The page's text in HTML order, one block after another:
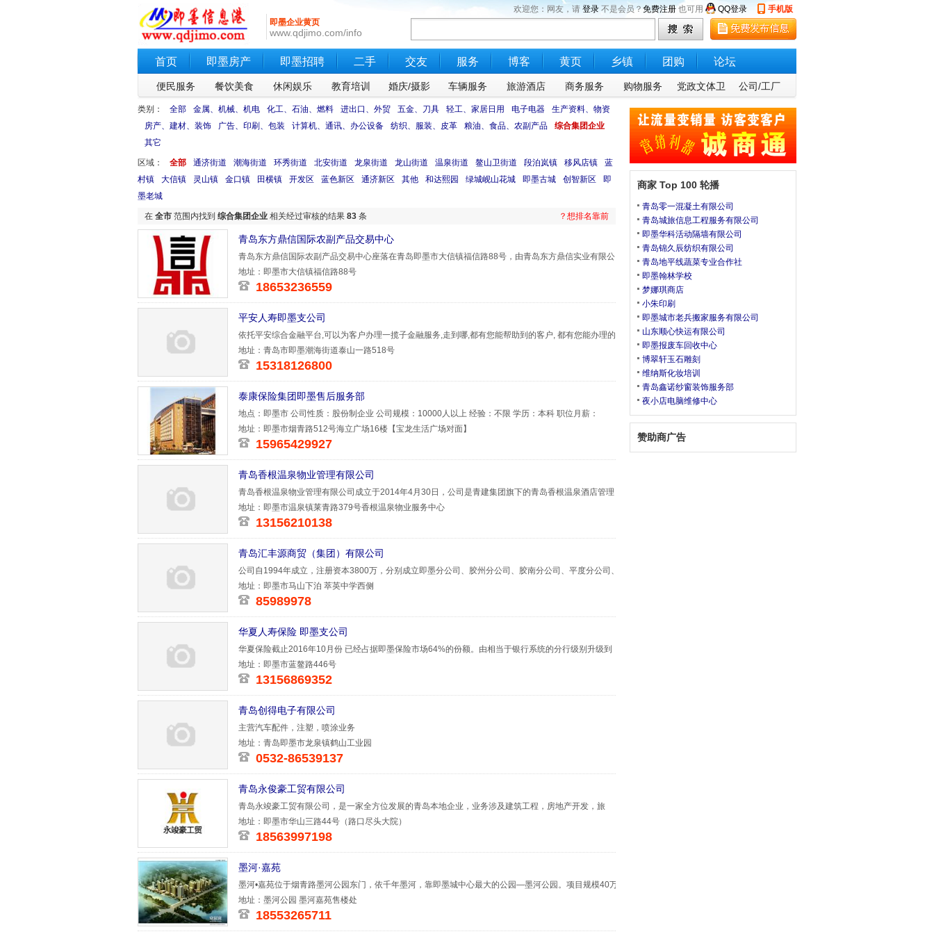
即墨企业黄页
www.qdjimo.com/info
欢迎您：网友，请 登录 不是会员？免费注册 也可用 QQ登录 手机版
首页 即墨房产 即墨招聘 二手 交友 服务 博客 黄页 乡镇 团购 论坛
便民服务 餐饮美食 休闲娱乐 教育培训 婚庆/摄影 车辆服务 旅游酒店 商务服务 购物服务 党政文体卫 公司/工厂
类别： 全部 金属、机械、机电 化工、石油、燃料 进出口、外贸 五金、刀具 轻工、家居日用 电子电器
生产资料、物资
房产、建材、装饰
广告、印刷、包装 计算机、通讯、办公设备 纺织、服装、皮革 粮油、食品、农副产品
综合集团企业
其它
区域： 全部 通济街道 潮海街道 环秀街道 北安街道 龙泉街道 龙山街道 温泉街道 鳌山卫街道 段泊岚镇 移风店镇
蓝
村镇
大信镇 灵山镇 金口镇 田横镇 开发区 蓝色新区 通济新区 其他 和达熙园 绿城岘山花城 即墨古城 创智新区
即
墨老城
？想排名靠前
在 全市 范围内找到 综合集团企业 相关经过审核的结果 83 条
青岛东方鼎信国际农副产品交易中心
青岛东方鼎信国际农副产品交易中心座落在青岛即墨市大信镇福信路88号，由青岛东方鼎信实业有限公
司投资建立
地址：即墨市大信镇福信路88号
18653236559
平安人寿即墨支公司
依托平安综合金融平台,可以为客户办理一揽子金融服务,走到哪,都有您能帮助到的客户, 都有您能办理的
业务!
地址：青岛市即墨潮海街道泰山一路518号
15318126800
泰康保险集团即墨售后服务部
地点：即墨市 公司性质：股份制企业 公司规模：10000人以上 经验：不限 学历：本科 职位月薪：
3500-7000元/
地址：即墨市烟青路512号海立广场16楼【宝龙生活广场对面】
15965429927
青岛香根温泉物业管理有限公司
青岛香根温泉物业管理有限公司成立于2014年4月30日，公司是青建集团旗下的青岛香根温泉酒店管理
有限公司投
地址：即墨市温泉镇莱青路379号香根温泉物业服务中心
13156210138
青岛汇丰源商贸（集团）有限公司
公司自1994年成立，注册资本3800万，分别成立即墨分公司、胶州分公司、胶南分公司、平度分公司、
莱西分公司
地址：即墨市马山下泊 萃英中学西侧
85989978
华夏人寿保险 即墨支公司
华夏保险截止2016年10月份 已经占据即墨保险市场64%的份额。由相当于银行系统的分行级别升级到
支行级别，现
地址：即墨市蓝鳌路446号
13156869352
青岛创得电子有限公司
主营汽车配件，注塑，喷涂业务
地址：青岛即墨市龙泉镇鹤山工业园
0532-86539137
青岛永俊豪工贸有限公司
青岛永竣豪工贸有限公司，是一家全方位发展的青岛本地企业，业务涉及建筑工程，房地产开发，旅
游，餐饮，商
地址：即墨市华山三路44号（路口尽头大院）
18563997198
墨河·嘉苑
墨河•嘉苑位于烟青路墨河公园东门，依千年墨河，靠即墨城中心最大的公园—墨河公园。项目规模40万
平
地址：墨河公园 墨河嘉苑售楼处
18553265711
商家 Top 100 轮播
青岛零一混凝土有限公司
青岛城旅信息工程服务有限公司
即墨华科活动隔墙有限公司
青岛锦久辰纺织有限公司
青岛地平线蔬菜专业合作社
即墨翰林学校
梦娜琪商店
小朱印刷
即墨城市老兵搬家服务有限公司
山东顺心快运有限公司
即墨报废车回收中心
博翠轩玉石雕刻
维纳斯化妆培训
青岛鑫诺纱窗装饰服务部
夜小店电脑维修中心
赞助商广告